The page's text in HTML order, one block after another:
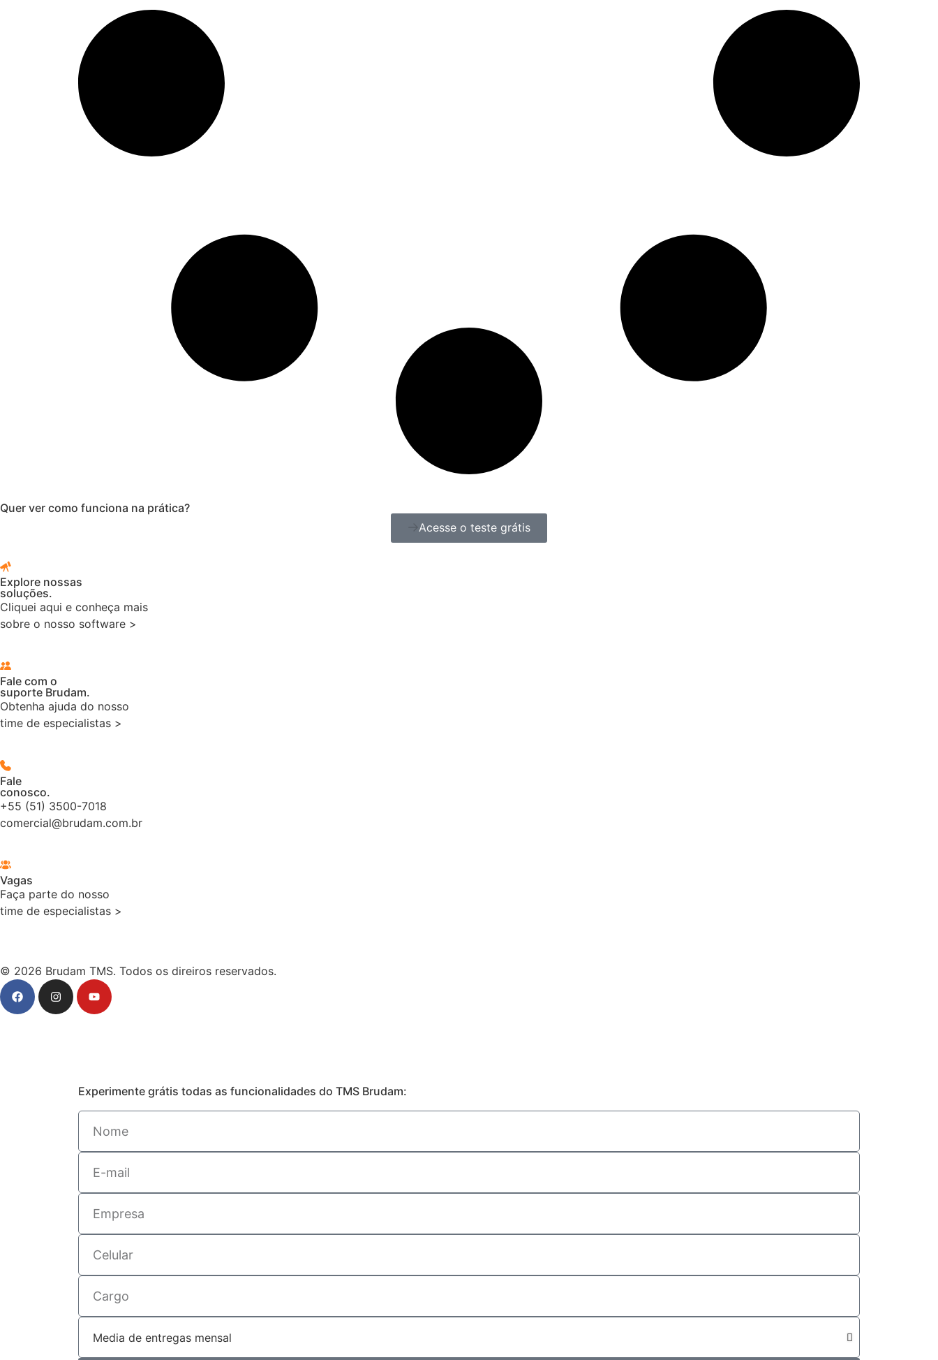
Quer ver como funciona na prática?
Acesse o teste grátis
Explore nossas
soluções.
Cliquei aqui e conheça mais
sobre o nosso software >
Fale com o
suporte Brudam.
Obtenha ajuda do nosso
time de especialistas >
Fale
conosco.
+55 (51) 3500-7018
comercial@brudam.com.br
Vagas
Faça parte do nosso
time de especialistas >
© 2026 Brudam TMS. Todos os direiros reservados.
Experimente grátis todas as funcionalidades do TMS Brudam: